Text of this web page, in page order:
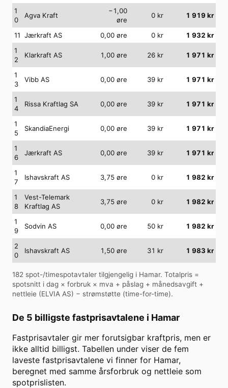
1
0
Agva Kraft
−1,00
øre
0 kr 1 919 kr
11 Jærkraft AS 0,00 øre 0 kr 1 932 kr
1
2
Klarkraft AS 1,00 øre 26 kr 1 971 kr
1
3
Vibb AS 0,00 øre 39 kr 1 971 kr
1
4
Rissa Kraftlag SA 0,00 øre 39 kr 1 971 kr
1
5
SkandiaEnergi 0,00 øre 39 kr 1 971 kr
1
6
Jærkraft AS 0,00 øre 39 kr 1 971 kr
1
7
Ishavskraft AS 3,75 øre 0 kr 1 982 kr
1
8
Vest-Telemark
Kraftlag AS
3,75 øre 0 kr 1 982 kr
1
9
Sodvin AS 0,00 øre 50 kr 1 982 kr
2
0
Ishavskraft AS 1,50 øre 31 kr 1 983 kr
182 spot-/timespotavtaler tilgjengelig i Hamar. Totalpris =
spotsnitt i dag × forbruk × mva + påslag + månedsavgift +
nettleie (ELVIA AS) − strømstøtte (time-for-time).
De 5 billigste fastprisavtalene i Hamar
Fastprisavtaler gir mer forutsigbar kraftpris, men er
ikke alltid billigst. Tabellen under viser de fem
laveste fastprisavtalene vi finner for Hamar,
beregnet med samme årsforbruk og nettleie som
spotprislisten.